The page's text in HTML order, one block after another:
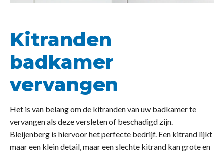
Kitranden
badkamer
vervangen
Het is van belang om de kitranden van uw badkamer te
vervangen als deze versleten of beschadigd zijn.
Bleijenberg is hiervoor het perfecte bedrijf. Een kitrand lijkt
maar een klein detail, maar een slechte kitrand kan grote en